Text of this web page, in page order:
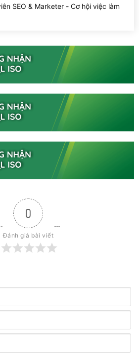
SEO & Marketer - Cơ hội việc làm
0
Đánh giá bài viết